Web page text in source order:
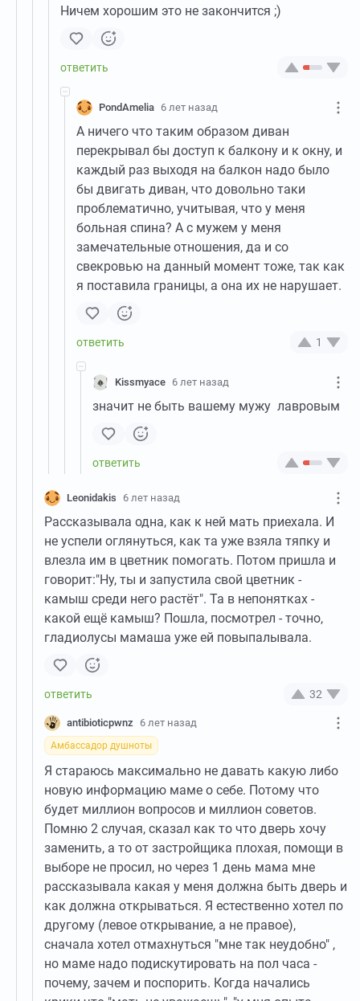
Ничем хорошим это не закончится ;)
PondAmelia 6 лет назад
А ничего что таким образом диван
перекрывал бы доступ к балкону и к окну, и
каждый раз выходя на балкон надо было
бы двигать диван, что довольно таки
проблематично, учитывая, что у меня
больная спина? А с мужем у меня
замечательные отношения, да и со
свекровью на данный момент тоже, так как
я поставила границы, а она их не нарушает.
1
Kissmyace 6 лет назад
значит не быть вашему мужу лавровым
Leonidakis 6 лет назад
Рассказывала одна, как к ней мать приехала. И
не успели оглянуться, как та уже взяла тяпку и
влезла им в цветник помогать. Потом пришла и
говорит:"Ну, ты и запустила свой цветник -
камыш среди него растёт". Та в непонятках -
какой ещё камыш? Пошла, посмотрел - точно,
гладиолусы мамаша уже ей повыпалывала.
32
antibioticpwnz 6 лет назад
Амбассадор душноты
Я стараюсь максимально не давать какую либо
новую информацию маме о себе. Потому что
будет миллион вопросов и миллион советов.
Помню 2 случая, сказал как то что дверь хочу
заменить, а то от застройщика плохая, помощи в
выборе не просил, но через 1 день мама мне
рассказывала какая у меня должна быть дверь и
как должна открываться. Я естественно хотел по
другому (левое открывание, а не правое),
сначала хотел отмахнуться "мне так неудобно" ,
но маме надо подискутировать на пол часа -
почему, зачем и поспорить. Когда начались